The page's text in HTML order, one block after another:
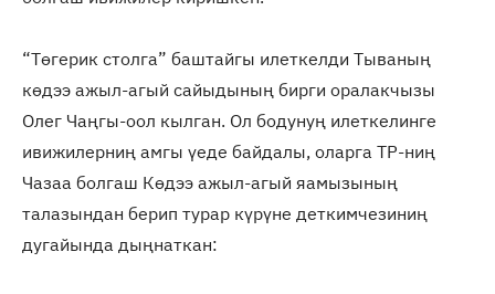
“Төгерик столга” баштайгы илеткелди Тываның
көдээ ажыл-агый сайыдының бирги оралакчызы
Олег Чаңгы-оол кылган. Ол бодунуң илеткелинге
ивижилерниң амгы үеде байдалы, оларга ТР-ниң
Чазаа болгаш Көдээ ажыл-агый яамызының
талазындан берип турар күрүне деткимчезиниң
дугайында дыңнаткан: